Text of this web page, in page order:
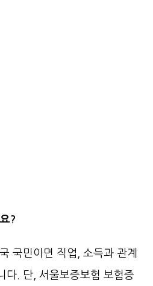
?
국민이면 직업, 소득과 관계
다. 단, 서울보증보험 보험증